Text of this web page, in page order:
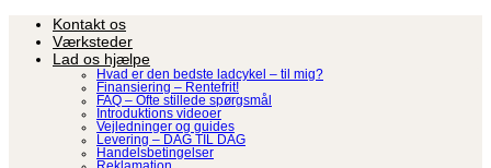
Fortsæt
indhold
Kontakt os
Værksteder
Lad os hjælpe
Hvad er den bedste ladcykel – til mig?
Finansiering – Rentefrit!
FAQ – Ofte stillede spørgsmål
Introduktions videoer
Vejledninger og guides
Levering – DAG TIL DAG
Handelsbetingelser